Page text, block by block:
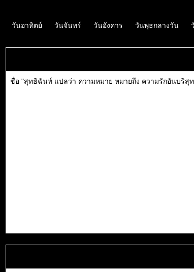
วันอาทิตย์ วันจันทร์ วันอังคาร วันพุธกลางวัน
ชื่อ "สุทธิฉันท์ แปลว่า ความหมาย หมายถึง ความรักอันบริสุ